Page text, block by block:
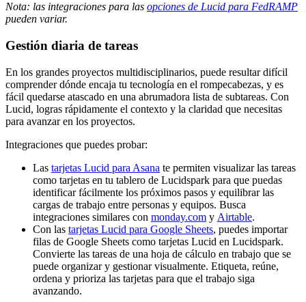
Nota: las integraciones para las opciones de Lucid para FedRAMP
pueden variar.
Gestión diaria de tareas
En los grandes proyectos multidisciplinarios, puede resultar difícil
comprender dónde encaja tu tecnología en el rompecabezas, y es
fácil quedarse atascado en una abrumadora lista de subtareas. Con
Lucid, logras rápidamente el contexto y la claridad que necesitas
para avanzar en los proyectos.
Integraciones que puedes probar:
Las tarjetas Lucid para Asana te permiten visualizar las tareas
como tarjetas en tu tablero de Lucidspark para que puedas
identificar fácilmente los próximos pasos y equilibrar las
cargas de trabajo entre personas y equipos. Busca
integraciones similares con monday.com y Airtable.
Con las tarjetas Lucid para Google Sheets, puedes importar
filas de Google Sheets como tarjetas Lucid en Lucidspark.
Convierte las tareas de una hoja de cálculo en trabajo que se
puede organizar y gestionar visualmente. Etiqueta, reúne,
ordena y prioriza las tarjetas para que el trabajo siga
avanzando.